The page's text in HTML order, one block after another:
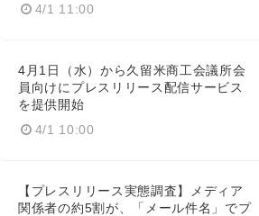
4/1 11:00
4月1日（水）から久留米商工会議所会
員向けにプレスリリース配信サービス
を提供開始
4/1 10:00
【プレスリリース実態調査】メディア
関係者の約5割が、「メール件名」でプ